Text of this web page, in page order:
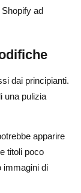
ad
dai principianti.
una pulizia
apparire
titoli poco
immagini di